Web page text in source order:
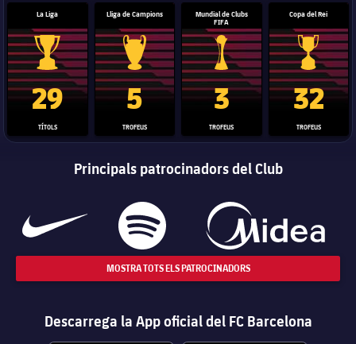
La Liga
Trofeu de la Liga
29
TÍTOLS
Lliga de Campions
Trofeu de la Lliga de Campions
5
TROFEUS
Mundial de Clubs
FIFA
Trofeu del Mundial de Clubs
3
TROFEUS
Copa del Rei
Copa del
32
TROFEUS
Principals patrocinadors del Club
MOSTRA TOTS ELS PATROCINADORS
Descarrega la App oficial del FC Barcelona